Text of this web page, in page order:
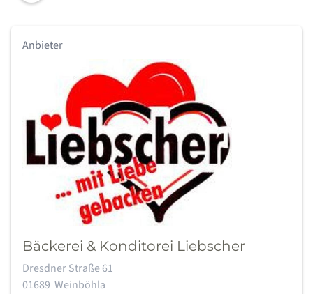
Anbieter
Bäckerei & Konditorei Liebscher
Adresse:
Dresdner Straße 61
01689 Weinböhla